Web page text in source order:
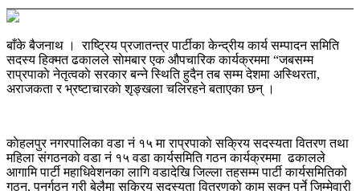
बाँके बैजनाथ । राष्ट्रिय प्रजातन्त्र पार्टीका केन्द्रीय कार्य सम्पादन समिति
सदस्य हिक्मत ढकालले साेमबार एक औपचारिक कार्यक्रममा “जबसम्म
राप्रपाकाे नेतृत्वकाे सरकार बन्ने स्थिति हुदैन तब सम्म देशमा अस्थिरता,
अराजकता र भ्रष्टाचारकाे शृङ्खला चलिरहने बताएका छन् ।
काेहलपुर नगरपालिका वडा नं १५ मा राप्रपाकाे सक्रिय सदस्यता वितरण तथा
महिला संगठनकाे वडा नं १५ वडा कार्यसमिति गठन कार्यक्रममा ढकालले
आगामि पार्टी महाधिवेशनका लागि वडादेखि जिल्ला तहसम्म पार्टी कार्यसमितिको
गठन, पुनर्गठन गरी बेलैमा सक्रिय सदस्यता वितरणको काम सक्नु पर्ने जिम्मेवारी